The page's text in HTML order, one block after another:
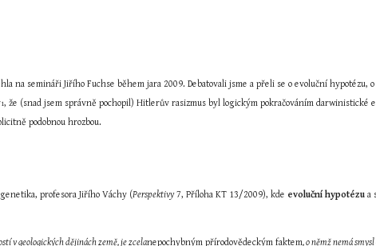
na semináři Jiřího Fuchse během jara 2009. Debatovali jsme a přeli se o evoluční hypotézu,
1, že (snad jsem správně pochopil) Hitlerův rasizmus byl logickým pokračováním darwinistické
podobnou hrozbou.
profesora Jiřího Váchy (Perspektivy 7, Příloha KT 13/2009), kde evoluční hypotézu a
v geologických dějinách země, je zcelanepochybným přírodovědeckým faktem, o němž nemá